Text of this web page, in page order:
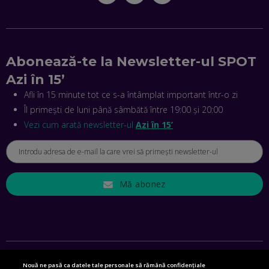
MIHAI CEPOI, JOBFUL: SCHIMBĂM MODUL ÎN CARE APLICI
ANTONIO ENACHE, SENSE4FIT: CUM TE AJUTĂ
TEHNOLOGIA SĂ FACI SPORT, SĂ FII MAI COMPETITIV ȘI SĂ
EP. 44
CRISTIAN GROZEA, BEEFAST: PREGĂTIM CEL MAI BUN
DISPECERAT AUTOMAT DE PE PIAȚĂ! CUM POATE
REVOLUȚIONA LIVRĂRILE RAPIDE, DIN ROMÂNIA PÂNĂ ÎN
EP. 42
Abonează-te la Newsletter-ul SPOT
Azi în 15’
Afli în 15 minute tot ce s-a întâmplat important într-o zi
Îl primești de luni până sâmbătă între 19:00 și 20:00
Vezi cum arată newsletter-ul Azi în 15’
Mă abonez
Nouă ne pasă ca datele tale personale să rămână confidențiale